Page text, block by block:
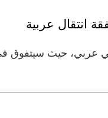
انتقال عربية
حيث سيتفوق في